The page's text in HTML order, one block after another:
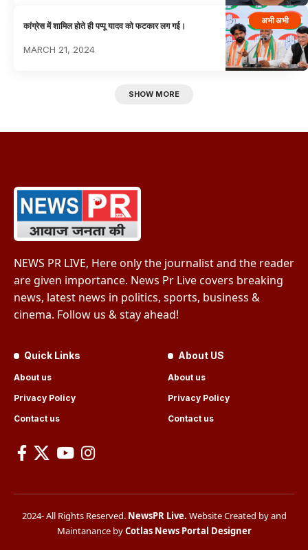
अभी अभी
कांग्रेस में शामिल होते ही पप्पू यादव को फटकार लग गई।
MARCH 21, 2024
SHOW MORE
NEWS PR LIVE, Here only the journalist and the reader
are given importance. News Pr Live covers breaking
news, latest news in politics, sports, business &
cinema. Follow us & stay ahead!
Quick Links
About us
Privacy Policy
Contact us
About US
About us
Privacy Policy
Contact us
2024- All Rights Reserved. NewsPR Live. Website Created by and
Maintanance byCotlas News Portal Designer